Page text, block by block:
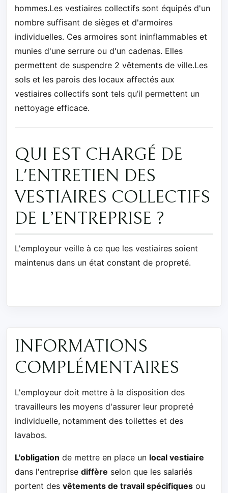
hommes.Les vestiaires collectifs sont équipés d'un
nombre suffisant de sièges et d'armoires
individuelles. Ces armoires sont ininflammables et
munies d'une serrure ou d'un cadenas. Elles
permettent de suspendre 2 vêtements de ville.Les
sols et les parois des locaux affectés aux
vestiaires collectifs sont tels qu’il permettent un
nettoyage efficace.
QUI EST CHARGÉ DE
L'ENTRETIEN DES
VESTIAIRES COLLECTIFS
DE L’ENTREPRISE ?
L'employeur veille à ce que les vestiaires soient
maintenus dans un état constant de propreté.
INFORMATIONS
COMPLÉMENTAIRES
L'employeur doit mettre à la disposition des
travailleurs les moyens d'assurer leur propreté
individuelle, notamment des toilettes et des
lavabos.
L'obligation de mettre en place un local vestiaire
dans l'entreprise diffère selon que les salariés
portent des vêtements de travail spécifiques ou